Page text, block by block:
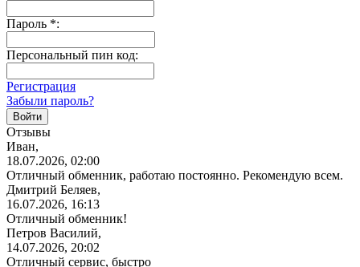
Пароль *:
Персональный пин код:
Регистрация
Забыли пароль?
Отзывы
Иван,
18.07.2026, 02:00
Отличный обменник, работаю постоянно. Рекомендую всем.
Дмитрий Беляев,
16.07.2026, 16:13
Отличный обменник!
Петров Василий,
14.07.2026, 20:02
Отличный сервис, быстро